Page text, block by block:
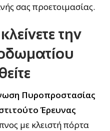
σας προετοιμασίας.
την
Πυροπροστασίας
Έρευνας
με κλειστή πόρτα